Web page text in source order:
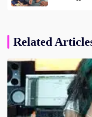
Related